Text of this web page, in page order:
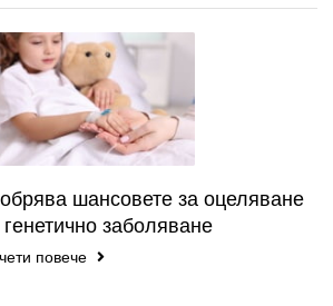
шансовете за оцеляване
заболяване
повече